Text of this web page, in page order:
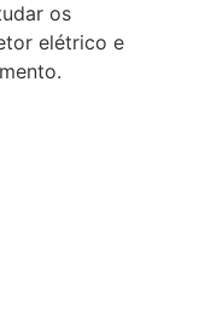
os
elétrico e